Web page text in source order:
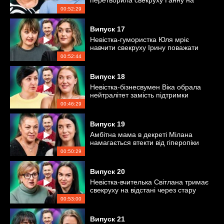
00:52:29
00:52:44
Випуск 17
Невістка-гумористка Юля мріє
навчити свекруху Ірину поважати
00:46:29
Випуск 18
Невістка-бізнесвумен Віка обрала
нейтралітет замість підтримки
00:50:29
Випуск 19
Амбітна мама в декреті Мілана
намагається втекти від гіперопіки
00:53:00
Випуск 20
Невістка-вчителька Світлана тримає
свекруху на відстані через стару
Випуск 21